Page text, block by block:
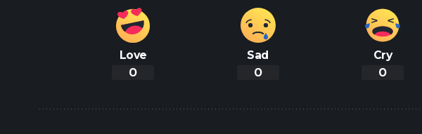
Love
0
Sad
0
Cry
0